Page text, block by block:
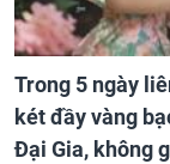
Trong 5 ngày
két đầy vàng
Đại Gia, không